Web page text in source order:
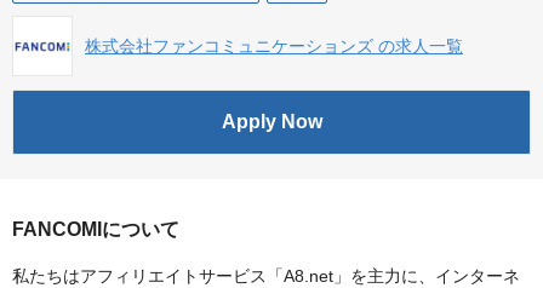
株式会社ファンコミュニケーションズ の求人一覧
Apply Now
FANCOMIについて
私たちはアフィリエイトサービス「A8.net」を主力に、インターネ